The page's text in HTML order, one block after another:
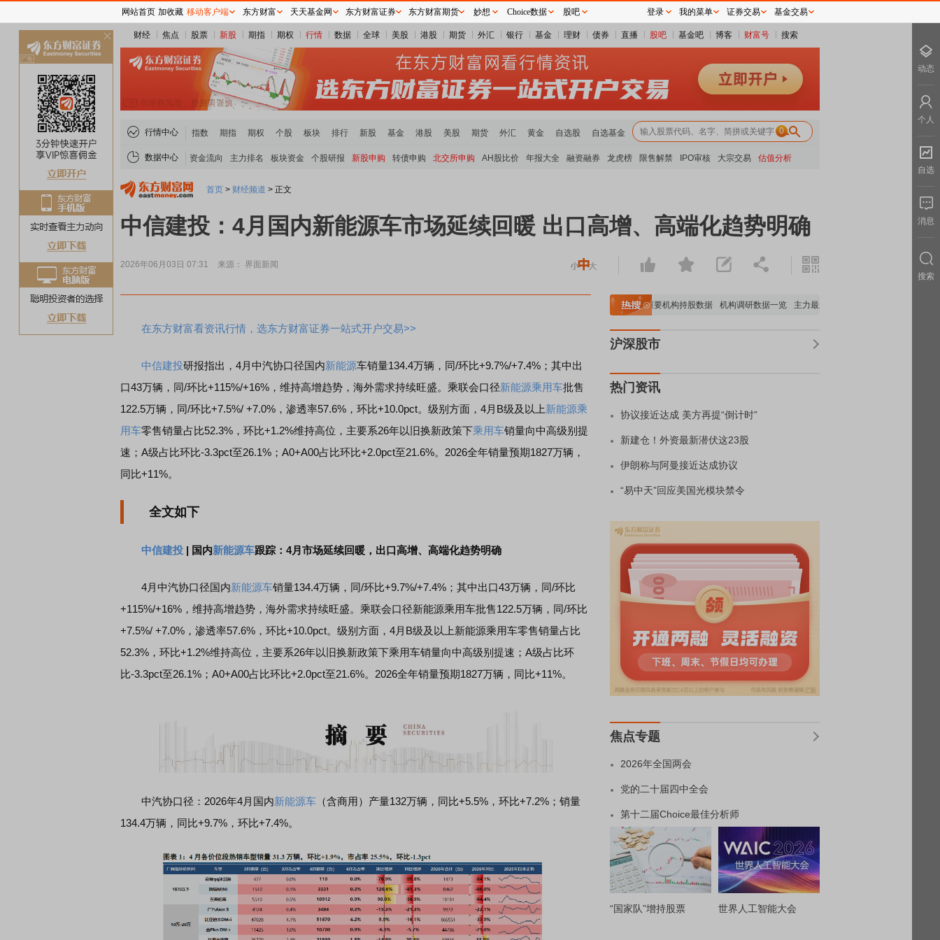
财经 焦点 股票 新股 期指 期权 行情 数据 全球 美股 港股 期货 外汇 银行 基金 理财 债券 直播 股吧 基金吧 博客 财富号 搜索
行情中心 指数 期指 期权 个股 板块 排行 新股 基金 港股 美股 期货 外汇 黄金 自选股 自选基金 0
数据中心 资金流向 主力排名 板块资金 个股研报 新股申购 转债申购 北交所申购 AH股比价 年报大全 融资融券 龙虎榜 限售解禁 IPO审核 大宗交易 估值分析
首页 > 财经频道 > 正文
中信建投：4月国内新能源车市场延续回暖 出口高增、高端化趋势明确
2026年06月03日 07:31 来源： 界面新闻
在东方财富看资讯行情，选东方财富证券一站式开户交易>>
中信建投研报指出，4月中汽协口径国内新能源车销量134.4万辆，同/环比+9.7%/+7.4%；其中出
口43万辆，同/环比+115%/+16%，维持高增趋势，海外需求持续旺盛。乘联会口径新能源乘用车批售
122.5万辆，同/环比+7.5%/ +7.0%，渗透率57.6%，环比+10.0pct。级别方面，4月B级及以上新能源乘
用车零售销量占比52.3%，环比+1.2%维持高位，主要系26年以旧换新政策下乘用车销量向中高级别提
速；A级占比环比-3.3pct至26.1%；A0+A00占比环比+2.0pct至21.6%。2026全年销量预期1827万辆，
同比+11%。
全文如下
中信建投 | 国内新能源车跟踪：4月市场延续回暖，出口高增、高端化趋势明确
4月中汽协口径国内新能源车销量134.4万辆，同/环比+9.7%/+7.4%；其中出口43万辆，同/环比
+115%/+16%，维持高增趋势，海外需求持续旺盛。乘联会口径新能源乘用车批售122.5万辆，同/环比
+7.5%/ +7.0%，渗透率57.6%，环比+10.0pct。级别方面，4月B级及以上新能源乘用车零售销量占比
52.3%，环比+1.2%维持高位，主要系26年以旧换新政策下乘用车销量向中高级别提速；A级占比环
比-3.3pct至26.1%；A0+A00占比环比+2.0pct至21.6%。2026全年销量预期1827万辆，同比+11%。
中汽协口径：2026年4月国内新能源车 （含商用）产量132万辆，同比+5.5%，环比+7.2%；销量
134.4万辆，同比+9.7%，环比+7.4%。
A股估值分析全览 重要机构持股数据 机构调研数据一览 主力最新动向
沪深股市
热门资讯
协议接近达成 美方再提“倒计时”
新建仓！外资最新潜伏这23股
伊朗称与阿曼接近达成协议
“易中天”回应美国光模块禁令
焦点专题
2026年全国两会
党的二十届四中全会
第十二届Choice最佳分析师
“国家队”增持股票 世界人工智能大会
网站首页 加收藏 移动客户端 东方财富 天天基金网 东方财富证券 东方财富期货 妙想 Choice数据 股吧 登录 我的菜单 证券交易 基金交易
动态
个人
自选
消息
搜索
关